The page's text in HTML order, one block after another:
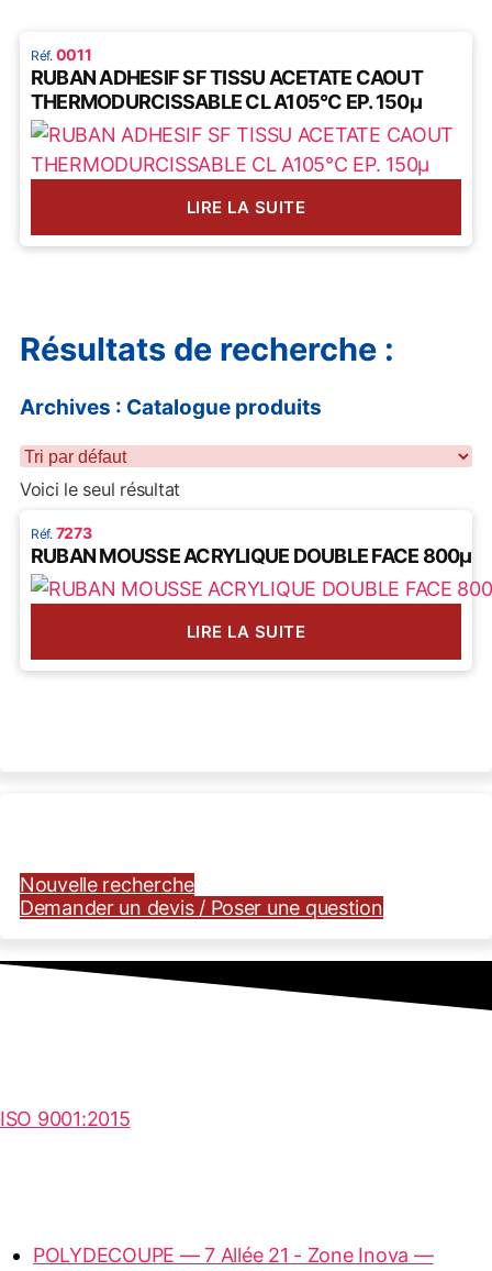
RUBAN ADHESIF SF TISSU ACETATE CAOUT
THERMODURCISSABLE CL A105°C EP. 150µ
0011
LIRE LA SUITE
Résultats de recherche :
Archives : Catalogue produits
Voici le seul résultat
RUBAN MOUSSE ACRYLIQUE DOUBLE FACE 800µ
7273
LIRE LA SUITE
Nouvelle recherche
Demander un devis / Poser une question
ISO 9001:2015
POLYDECOUPE — 7 Allée 21 - Zone Inova —